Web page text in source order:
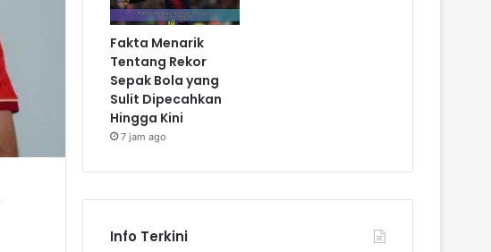
Fakta Menarik
Tentang Rekor
Sepak Bola yang
Sulit Dipecahkan
Hingga Kini
7 jam ago
Info Terkini